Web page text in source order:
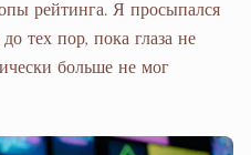
рейтинга. Я просыпался
тех пор, пока глаза не
больше не мог